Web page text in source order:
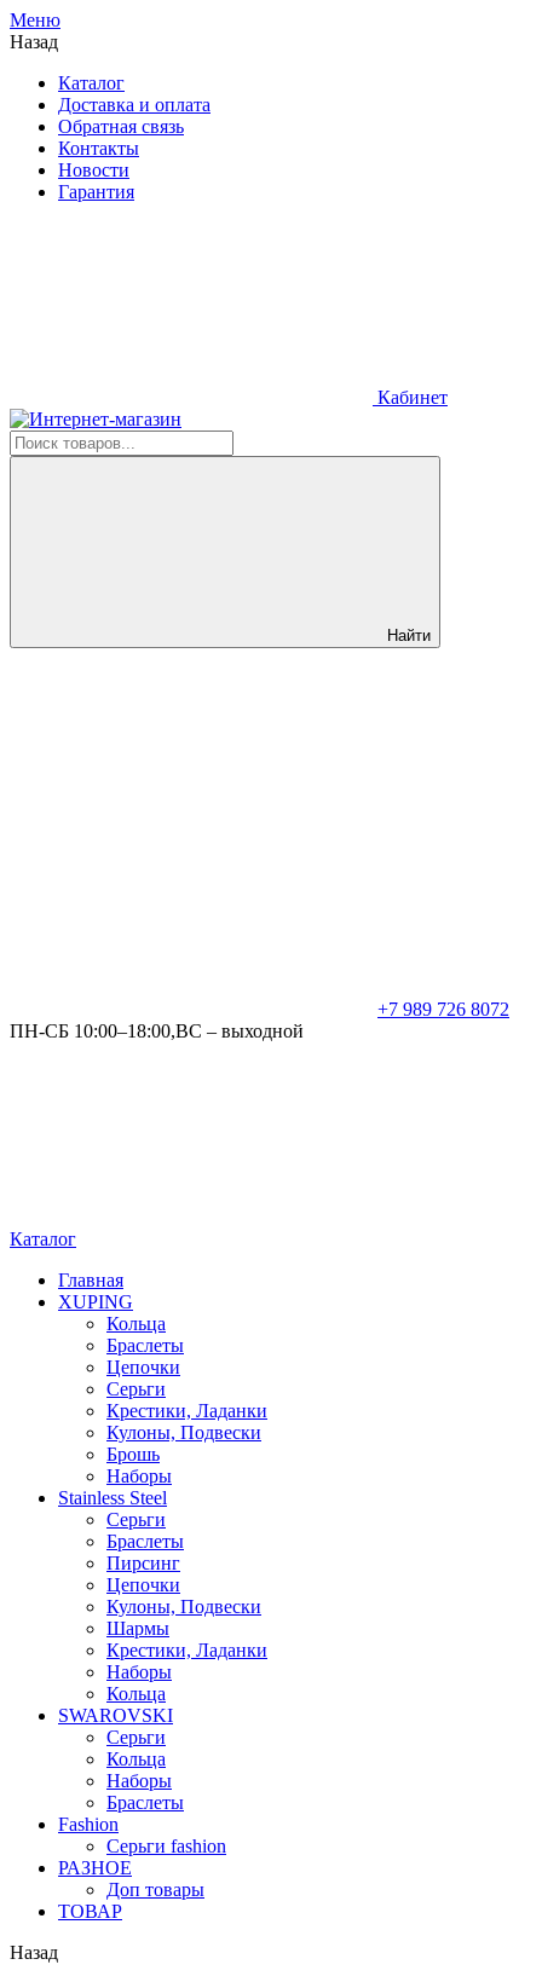
Меню
Назад
Каталог
Доставка и оплата
Обратная связь
Контакты
Новости
Гарантия
Кабинет
Найти
+7 989 726 8072
ПН-СБ 10:00–18:00,ВС – выходной
Каталог
Главная
XUPING
Кольца
Браслеты
Цепочки
Серьги
Крестики, Ладанки
Кулоны, Подвески
Брошь
Наборы
Stainless Steel
Cерьги
Браслеты
Пирсинг
Цепочки
Кулоны, Подвески
Шармы
Крестики, Ладанки
Наборы
Кольца
SWAROVSKI
Серьги
Кольца
Наборы
Браслеты
Fashion
Серьги fashion
РАЗНОЕ
Доп товары
ТОВАР
Назад